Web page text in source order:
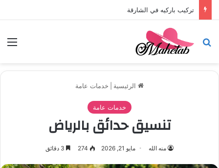
تركيب باركيه في أبوظبي
بحث عن
الرئيسية خدمات عامة
خدمات عامة
تنسيق حدائق بالرياض
منه الله مايو 21, 2026 274